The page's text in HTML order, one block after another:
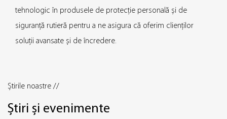
tehnologic în produsele de protecție personală și de
siguranță rutieră pentru a ne asigura că oferim clienților
soluții avansate și de încredere.
Știrile noastre //
Știri și evenimente